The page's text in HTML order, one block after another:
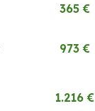
365 €
973 €
1.216 €